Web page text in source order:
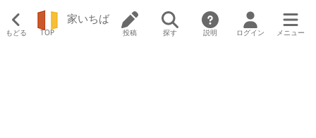
もどる TOP
家いちば
投稿 探す 説明 ログイン メニュー